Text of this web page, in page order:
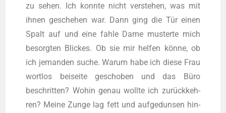
zu sehen. Ich konn­te nicht ver­ste­hen, was mit
ihnen gesche­hen war. Dann ging die Tür einen
Spalt auf und eine fah­le Dame mus­ter­te mich
besorg­ten Bli­ckes. Ob sie mir hel­fen kön­ne, ob
ich jeman­den suche. War­um habe ich die­se Frau
wort­los bei­sei­te gescho­ben und das Büro
beschrit­ten? Wohin genau woll­te ich zurück­keh­
ren? Mei­ne Zun­ge lag fett und auf­ge­dun­sen hin­